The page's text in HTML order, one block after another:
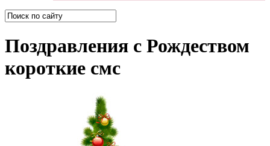
Поздравления с Рождеством
короткие смс